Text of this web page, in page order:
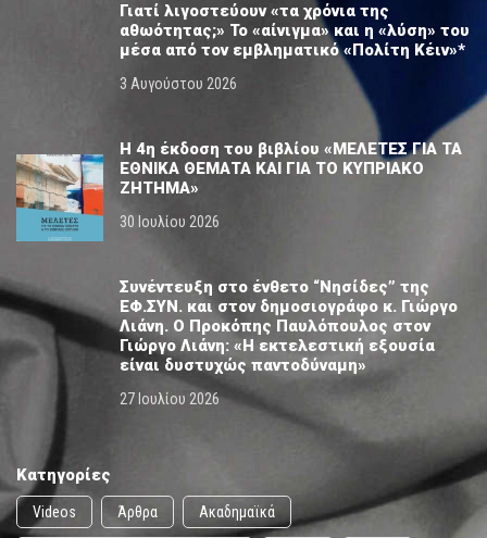
Γιατί λιγοστεύουν «τα χρόνια της
αθωότητας;» Το «αίνιγμα» και η «λύση» του
μέσα από τον εμβληματικό «Πολίτη Κέιν»*
3 Αυγούστου 2026
Η 4η έκδοση του βιβλίου «ΜΕΛΕΤΕΣ ΓΙΑ ΤΑ
ΕΘΝΙΚΑ ΘΕΜΑΤΑ ΚΑΙ ΓΙΑ ΤΟ ΚΥΠΡΙΑΚΟ
ΖΗΤΗΜΑ»
30 Ιουλίου 2026
Συνέντευξη στο ένθετο “Νησίδες” της
ΕΦ.ΣΥΝ. και στον δημοσιογράφο κ. Γιώργο
Λιάνη. Ο Προκόπης Παυλόπουλος στον
Γιώργο Λιάνη: «Η εκτελεστική εξουσία
είναι δυστυχώς παντοδύναμη»
27 Ιουλίου 2026
Κατηγορίες
Videos Άρθρα Ακαδημαϊκά